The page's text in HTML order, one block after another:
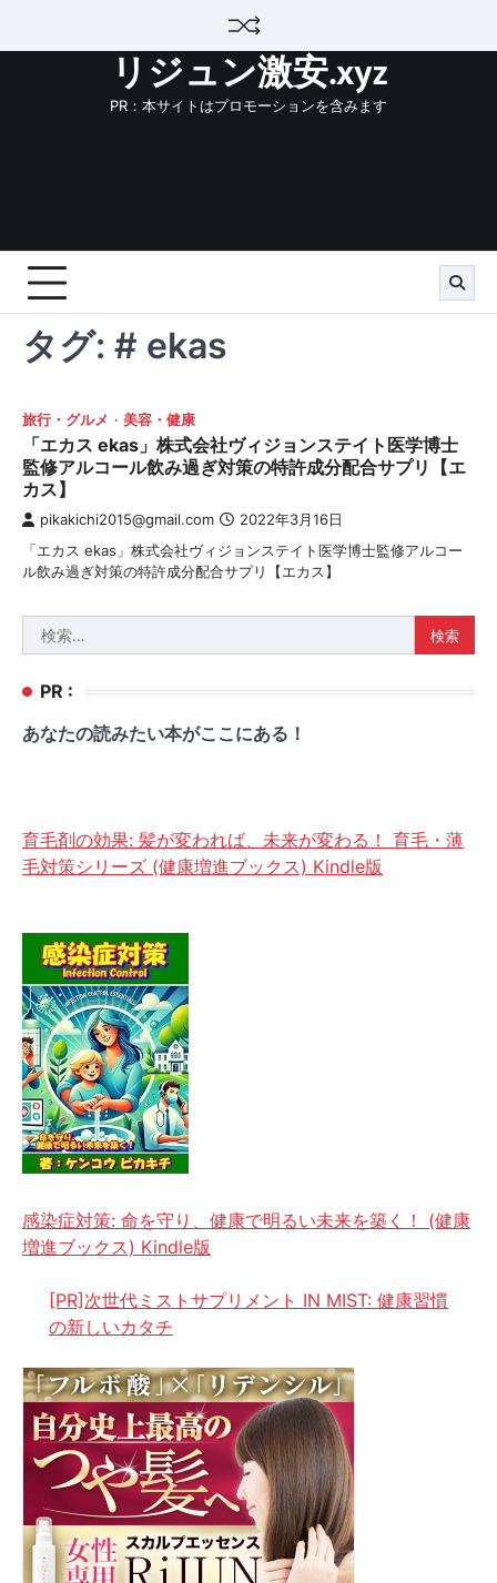
リジュン激安.xyz
PR：本サイトはプロモーションを含みます
タグ: # ekas
旅行・グルメ 美容・健康
「エカス ekas」株式会社ヴィジョンステイト医学博士
監修アルコール飲み過ぎ対策の特許成分配合サプリ【エ
カス】
pikakichi2015@gmail.com 2022年3月16日
「エカス ekas」株式会社ヴィジョンステイト医学博士監修アルコー
ル飲み過ぎ対策の特許成分配合サプリ【エカス】
索:
PR :
あなたの読みたい本がここにある！
育毛剤の効果: 髪が変われば、未来が変わる！ 育毛・薄
毛対策シリーズ (健康増進ブックス) Kindle版
感染症対策: 命を守り、健康で明るい未来を築く！ (健康
増進ブックス) Kindle版
[PR]次世代ミストサプリメント IN MIST: 健康習慣
の新しいカタチ